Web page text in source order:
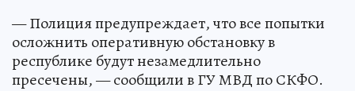
— Полиция предупреждает, что все попытки
осложнить оперативную обстановку в
республике будут незамедлительно
пресечены, — сообщили в ГУ МВД по СКФО.